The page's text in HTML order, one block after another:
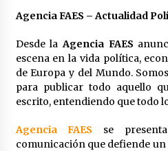
Agencia FAES – Actualidad
Desde laAgencia FAES
escena en la vida política,
de Europa y del Mundo.
para publicar todo aquello
escrito, entendiendo que todo
Agencia FAES se
comunicación que defiende